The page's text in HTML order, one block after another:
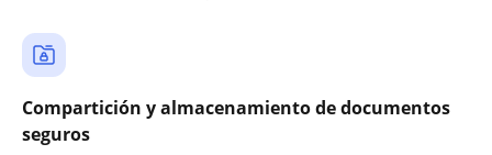
Compartición y almacenamiento de documentos
seguros